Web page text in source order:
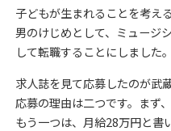
子どもが生まれることを考え
男のけじめとして、ミュージ
して転職することにしました。
求人誌を見て応募したのが武
応募の理由は二つです。まず
もう一つは、月給28万円と書